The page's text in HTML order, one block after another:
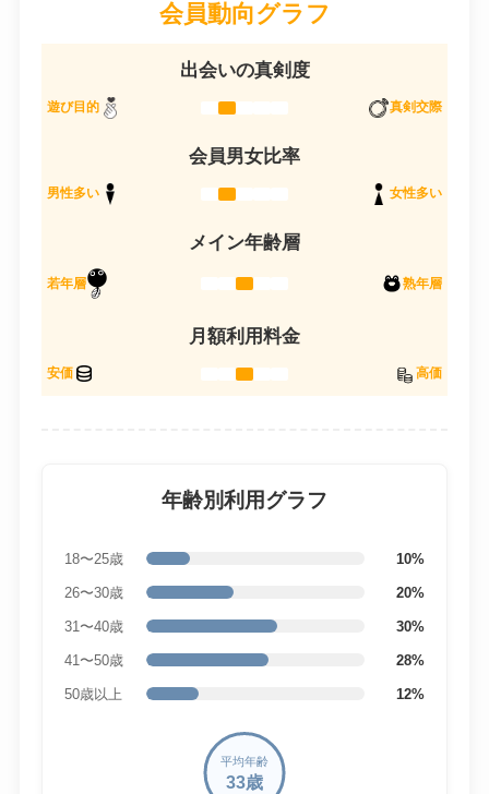
会員動向グラフ
出会いの真剣度
遊び目的 真剣交際
会員男女比率
男性多い 女性多い
メイン年齢層
若年層 熟年層
月額利用料金
安価 高価
年齢別利用グラフ
18〜25歳 10%
26〜30歳 20%
31〜40歳 30%
41〜50歳 28%
50歳以上 12%
平均年齢
33歳